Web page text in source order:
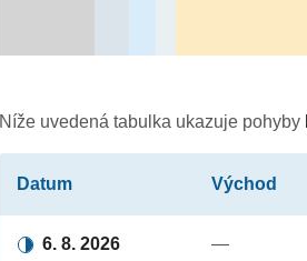
Níže uvedená tabulka ukazuje pohyby
Datum Východ
6. 8. 2026 —